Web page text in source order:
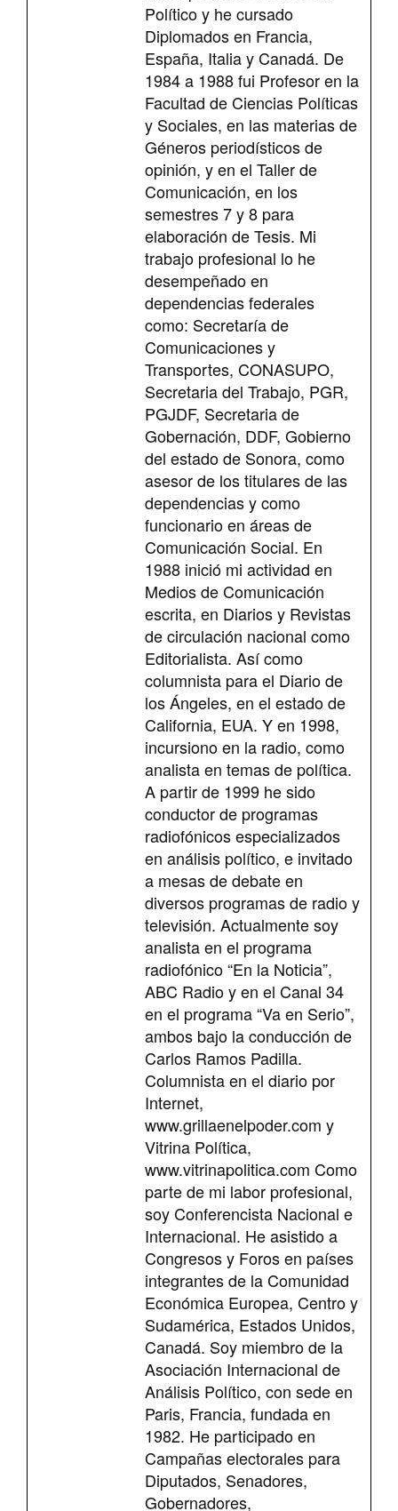
Político y he cursado
Diplomados en Francia,
España, Italia y Canadá. De
1984 a 1988 fui Profesor en la
Facultad de Ciencias Políticas
y Sociales, en las materias de
Géneros periodísticos de
opinión, y en el Taller de
Comunicación, en los
semestres 7 y 8 para
elaboración de Tesis. Mi
trabajo profesional lo he
desempeñado en
dependencias federales
como: Secretaría de
Comunicaciones y
Transportes, CONASUPO,
Secretaria del Trabajo, PGR,
PGJDF, Secretaria de
Gobernación, DDF, Gobierno
del estado de Sonora, como
asesor de los titulares de las
dependencias y como
funcionario en áreas de
Comunicación Social. En
1988 inició mi actividad en
Medios de Comunicación
escrita, en Diarios y Revistas
de circulación nacional como
Editorialista. Así como
columnista para el Diario de
los Ángeles, en el estado de
California, EUA. Y en 1998,
incursiono en la radio, como
analista en temas de política.
A partir de 1999 he sido
conductor de programas
radiofónicos especializados
en análisis político, e invitado
a mesas de debate en
diversos programas de radio y
televisión. Actualmente soy
analista en el programa
radiofónico “En la Noticia”,
ABC Radio y en el Canal 34
en el programa “Va en Serio”,
ambos bajo la conducción de
Carlos Ramos Padilla.
Columnista en el diario por
Internet,
www.grillaenelpoder.com y
Vitrina Política,
www.vitrinapolitica.com Como
parte de mi labor profesional,
soy Conferencista Nacional e
Internacional. He asistido a
Congresos y Foros en países
integrantes de la Comunidad
Económica Europea, Centro y
Sudamérica, Estados Unidos,
Canadá. Soy miembro de la
Asociación Internacional de
Análisis Político, con sede en
Paris, Francia, fundada en
1982. He participado en
Campañas electorales para
Diputados, Senadores,
Gobernadores,